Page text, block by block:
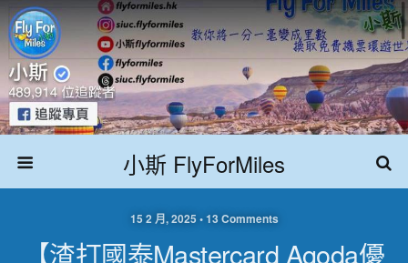
小斯 FlyForMiles
15 2 月, 2025 • 13 Comments
【渣打國泰Mastercard Agoda優